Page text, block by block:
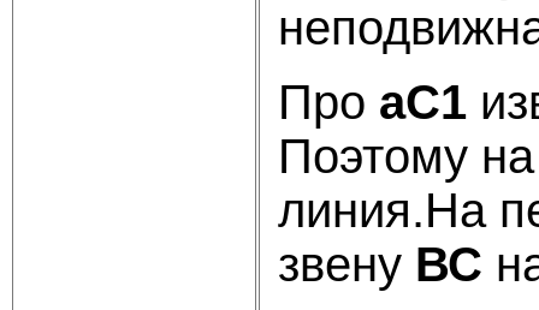
Про aC1
Поэтому
линия.На
звену ВС